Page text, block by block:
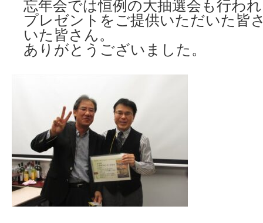
忘年会では恒例の大抽選会も行わ
プレゼントをご提供いただいた皆
いた皆さん。
ありがとうございました。